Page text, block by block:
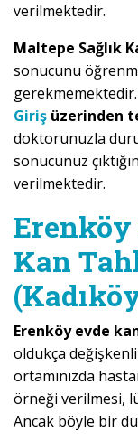
verilmektedir.
Maltepe Sağlık
sonucunu
gerekmemektedir.
Giriş üzerinden
doktorunuzla
sonucunuz
verilmektedir.
Erenköy
Kan
Erenköy evde
oldukça
ortamınızda
örneği verilmesi,
Ancak böyle bir